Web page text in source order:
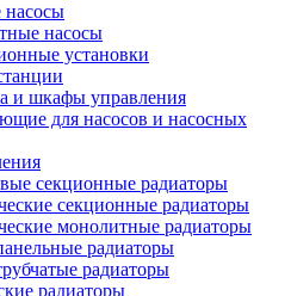
насосы
насосы
установки
и шкафы управления
для насосов и насосных
секционные радиаторы
секционные радиаторы
монолитные радиаторы
радиаторы
радиаторы
радиаторы